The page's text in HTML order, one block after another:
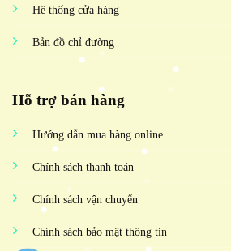
Hệ thống cửa hàng
Bản đồ chỉ đường
Hỗ trợ bán hàng
Hướng dẫn mua hàng online
Chính sách thanh toán
Chính sách vận chuyển
Chính sách bảo mật thông tin